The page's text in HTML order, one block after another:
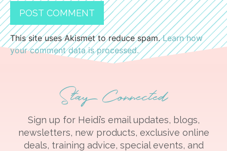
This site uses Akismet to reduce spam.Learn how
your comment data is processed.
Stay Connected
Sign up for Heidi’s email updates, blogs,
newsletters, new products, exclusive online
deals, training advice, special events, and